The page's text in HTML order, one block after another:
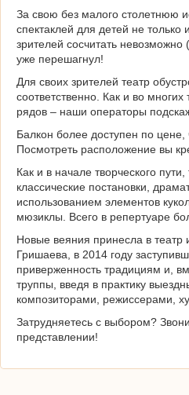
За свою без малого столетнюю
спектаклей для детей не только
зрителей сосчитать
уже перешагнул!
Для своих зрителей театр
соответственно. Как и во
рядов – наши операторы
Балкон более доступен по цене,
Посмотреть расположение вы
Как и в начале творческого
классические постановки,
использованием элементов
мюзиклы. Всего в репертуаре
Новые веяния принесла в театр
Гришаева, в 2014 году
приверженность традициям и,
труппы, введя в практику
композиторами, режиссерами,
Затрудняетесь с выбором?
представлении!